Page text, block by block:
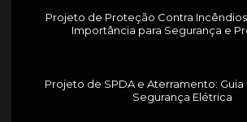
Projeto de Proteção Contra
Importância para Segurança e
Projeto de SPDA e Aterramento: Guia
Segurança Elétrica